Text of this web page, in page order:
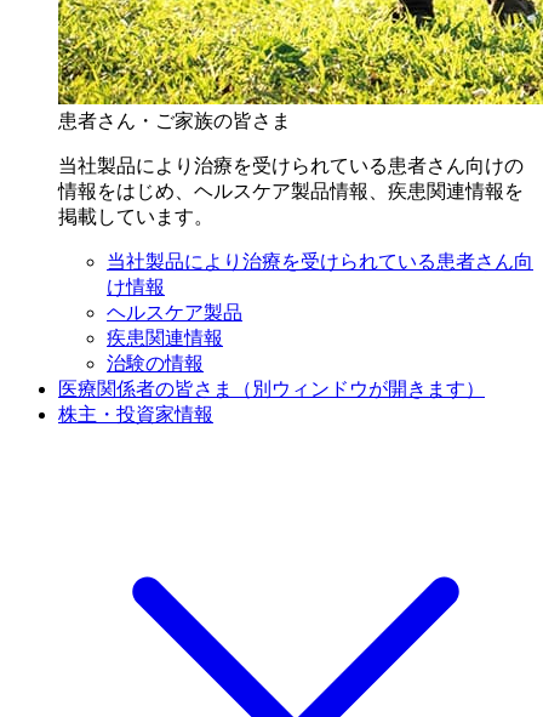
患者さん・ご家族の皆さま
当社製品により治療を受けられている患者さん向けの
情報をはじめ、ヘルスケア製品情報、疾患関連情報を
掲載しています。
当社製品により治療を受けられている患者さん向
け情報
ヘルスケア製品
疾患関連情報
治験の情報
医療関係者の皆さま
（別ウィンドウが開きます）
株主・投資家情報